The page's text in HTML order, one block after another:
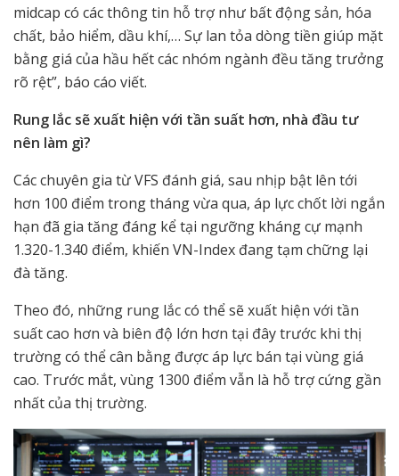
midcap có các thông tin hỗ trợ như bất động sản, hóa
chất, bảo hiểm, dầu khí,… Sự lan tỏa dòng tiền giúp mặt
bằng giá của hầu hết các nhóm ngành đều tăng trưởng
rõ rệt”, báo cáo viết.
Rung lắc sẽ xuất hiện với tần suất hơn, nhà đầu tư
nên làm gì?
Các chuyên gia từ VFS đánh giá, sau nhịp bật lên tới
hơn 100 điểm trong tháng vừa qua, áp lực chốt lời ngắn
hạn đã gia tăng đáng kể tại ngưỡng kháng cự mạnh
1.320-1.340 điểm, khiến VN-Index đang tạm chững lại
đà tăng.
Theo đó, những rung lắc có thể sẽ xuất hiện với tần
suất cao hơn và biên độ lớn hơn tại đây trước khi thị
trường có thể cân bằng được áp lực bán tại vùng giá
cao. Trước mắt, vùng 1300 điểm vẫn là hỗ trợ cứng gần
nhất của thị trường.